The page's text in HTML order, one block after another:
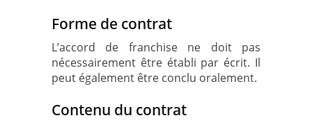
Forme de contrat
L’accord de franchise ne doit pas
nécessairement être établi par écrit. Il
peut également être conclu oralement.
Contenu du contrat